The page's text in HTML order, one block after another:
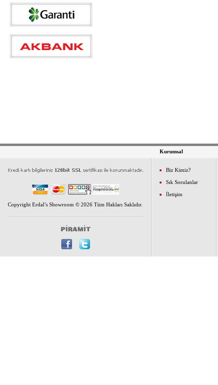
Copyright Erdal’s Showroom © 2026 Tüm Hakları Saklıdır.
Kurumsal
Biz Kimiz?
Sık Sorulanlar
İletişim